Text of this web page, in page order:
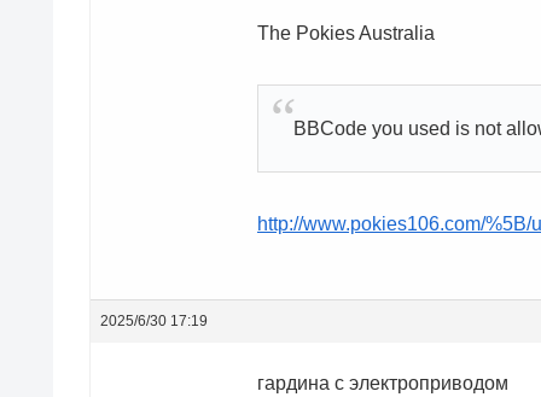
The Pokies Australia
BBCode you used is not
http://www.pokies106.com/%5B/
2025/6/30 17:19
гардина с электроприводом